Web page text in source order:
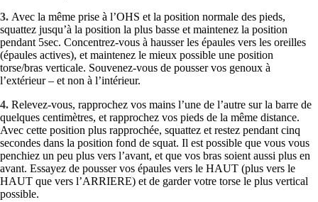
3. Avec la même prise à l’OHS et la position normale des pieds,
squattez jusqu’à la position la plus basse et maintenez la position
pendant 5sec. Concentrez-vous à hausser les épaules vers les oreilles
(épaules actives), et maintenez le mieux possible une position
torse/bras verticale. Souvenez-vous de pousser vos genoux à
l’extérieur – et non à l’intérieur.
4. Relevez-vous, rapprochez vos mains l’une de l’autre sur la barre de
quelques centimètres, et rapprochez vos pieds de la même distance.
Avec cette position plus rapprochée, squattez et restez pendant cinq
secondes dans la position fond de squat. Il est possible que vous vous
penchiez un peu plus vers l’avant, et que vos bras soient aussi plus en
avant. Essayez de pousser vos épaules vers le HAUT (plus vers le
HAUT que vers l’ARRIERE) et de garder votre torse le plus vertical
possible.